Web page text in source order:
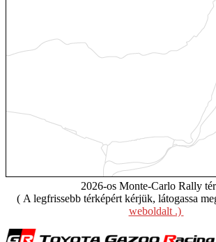
2026-os Monte-Carlo Rally
( A legfrissebb térképért kérjük, látogassa
weboldalt .)